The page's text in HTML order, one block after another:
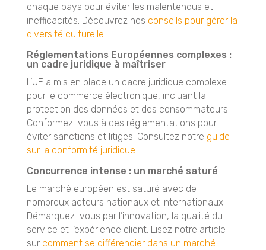
chaque pays pour éviter les malentendus et
inefficacités. Découvrez nos conseils pour gérer la
diversité culturelle
Réglementations Européennes complexes :
un cadre juridique à maîtriser
L’UE a mis en place un cadre juridique complexe
pour le commerce électronique, incluant la
protection des données et des consommateurs.
Conformez-vous à ces réglementations pour
éviter sanctions et litiges. Consultez notre guide
sur la conformité juridique
Concurrence intense : un marché saturé
Le marché européen est saturé avec de
nombreux acteurs nationaux et internationaux.
Démarquez-vous par l’innovation, la qualité du
service et l’expérience client. Lisez notre article
sur comment se différencier dans un marché